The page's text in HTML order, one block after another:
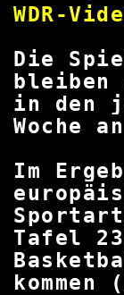
WDR-
Die
bleiben
in den
Woche
Im
Tafel